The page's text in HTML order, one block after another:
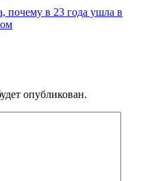
почему в 23 года ушла в
опубликован.